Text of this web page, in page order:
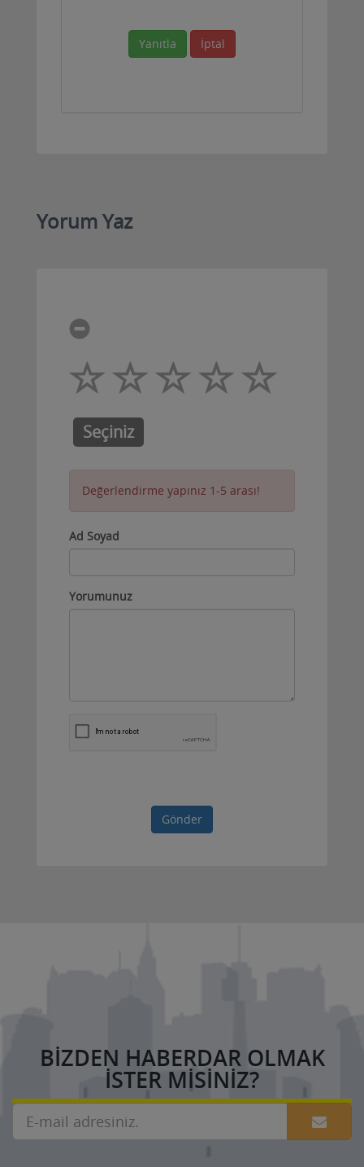
Yanıtla İptal
Yorum Yaz
Seçiniz
Değerlendirme yapınız 1-5 arası!
Ad Soyad
Yorumunuz
Gönder
BIZDEN HABERDAR OLMAK
ISTER MISINIZ?